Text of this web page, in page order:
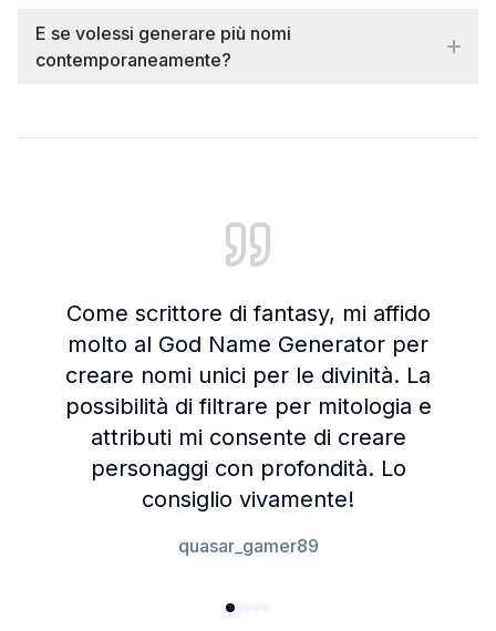
E se volessi generare più nomi
contemporaneamente?
Come scrittore di fantasy, mi affido
molto al God Name Generator per
creare nomi unici per le divinità. La
possibilità di filtrare per mitologia e
attributi mi consente di creare
personaggi con profondità. Lo
consiglio vivamente!
quasar_gamer89